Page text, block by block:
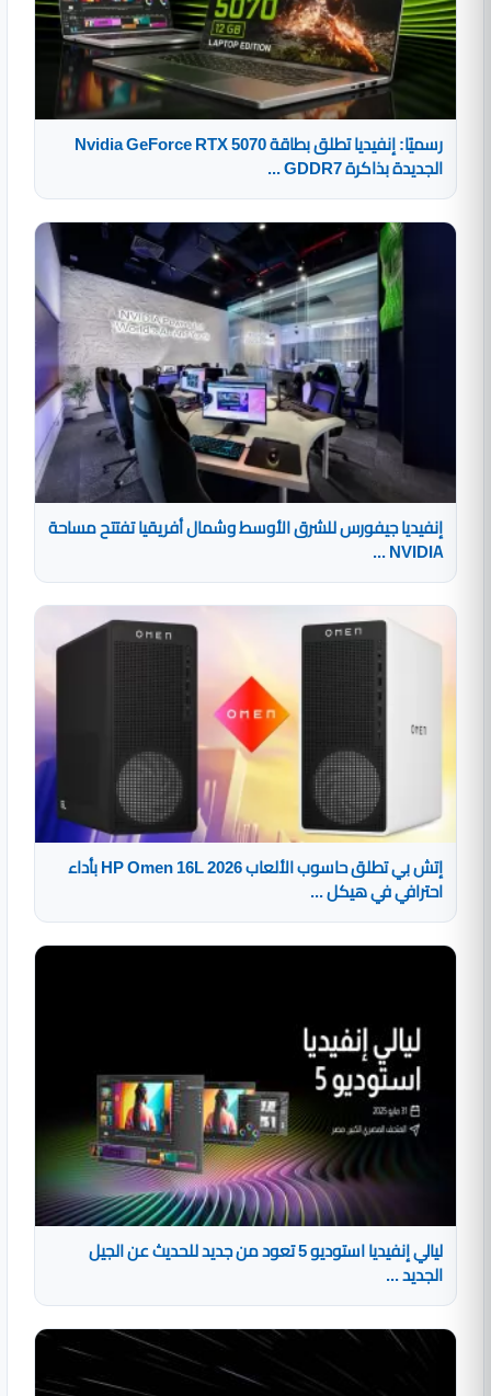
رسميًا: إنفيديا تطلق بطاقة Nvidia GeForce RTX 5070
الجديدة بذاكرة GDDR7 ...
إنفيديا جيفورس للشرق الأوسط وشمال أفريقيا تفتتح مساحة
NVIDIA ...
إتش بي تطلق حاسوب الألعاب HP Omen 16L 2026 بأداء
احترافي في هيكل ...
ليالي إنفيديا استوديو 5 تعود من جديد للحديث عن الجيل
الجديد ...